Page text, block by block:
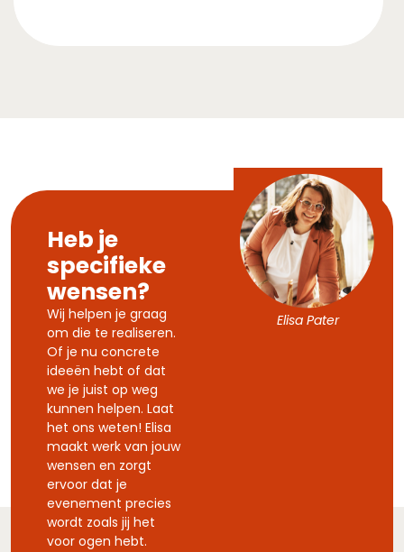
Elisa Pater
Heb je
specifieke
wensen?
Wij helpen je graag
om die te realiseren.
Of je nu concrete
ideeën hebt of dat
we je juist op weg
kunnen helpen. Laat
het ons weten! Elisa
maakt werk van jouw
wensen en zorgt
ervoor dat je
evenement precies
wordt zoals jij het
voor ogen hebt.